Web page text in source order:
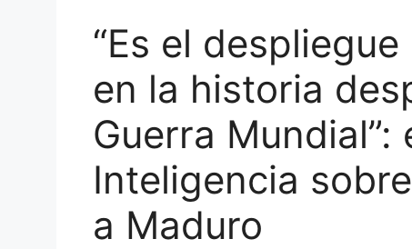
“Es el
en la historia
Guerra Mundial”:
Inteligencia
a Maduro